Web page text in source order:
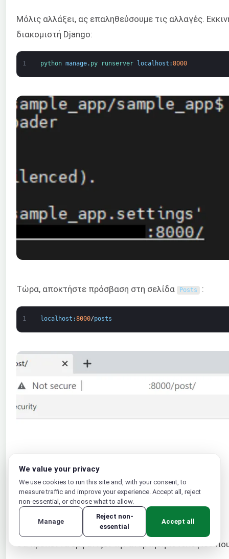
Μόλις αλλάξει, ας επαληθεύσουμε τις αλλαγές.
διακομιστή Django:
1 python manage. py runserver localhost :8000
Τώρα, αποκτήστε πρόσβαση στη σελίδα Posts :
1 localhost :8000/posts
Θα πρέπει να εμφανίζει την ανάρτηση ιστολογίου
We value your privacy
We use cookies to run this site and, with your consent, to
measure traffic and improve your experience. Accept all, reject
non-essential, or choose what to allow.
Manage
Reject non-
essential
Accept all